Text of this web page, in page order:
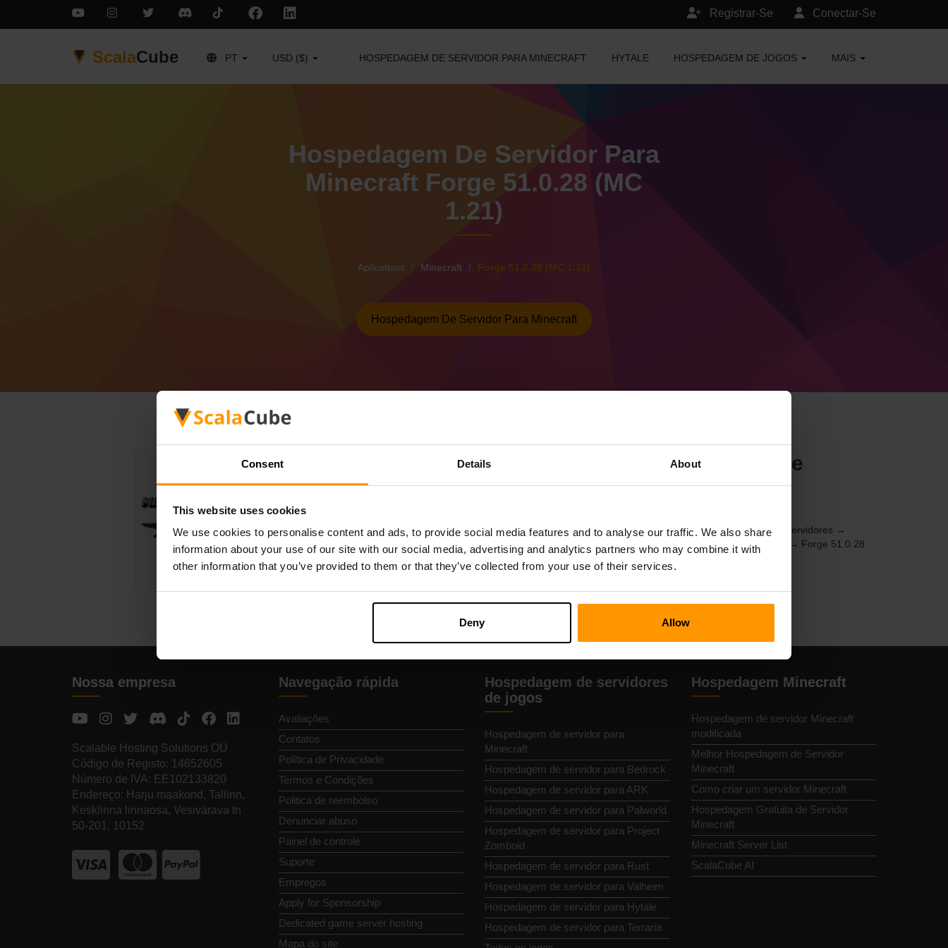
Consent Details About
This website uses cookies
We use cookies to personalise content and ads, to provide social media features and to analyse our traffic. We also share
information about your use of our site with our social media, advertising and analytics partners who may combine it with
other information that you’ve provided to them or that they’ve collected from your use of their services.
Deny Allow
Conectar-Se
Registrar-Se
ScalaCube PT USD ($) HOSPEDAGEM DE SERVIDOR PARA MINECRAFT HYTALE HOSPEDAGEM DE JOGOS MAIS
Hospedagem De Servidor Para
Minecraft Forge 51.0.28 (MC
1.21)
Aplicativos Minecraft Forge 51.0.28 (MC 1.21)
Hospedagem De Servidor Para Minecraft
Como fazer o servidor Minecraft Forge
51.0.28 (MC 1.21)
Instale o servidor a Forge 51.0.28 (MC 1.21) através do
Painel de Controle
(Servidores →
Selecione seu servidor → Servidores de jogos → Adicionar servidor de jogos → Forge 51.0.28
(MC 1.21))
Divirta-se jogando no servidor!
Nossa empresa
Scalable Hosting Solutions OÜ
Código de Registo: 14652605
Número de IVA: EE102133820
Endereço: Harju maakond, Tallinn,
Kesklinna linnaosa, Vesivärava tn
50-201, 10152
Navegação rápida
Avaliações
Contatos
Política de Privacidade
Termos e Condições
Politica de reembolso
Denunciar abuso
Painel de controle
Suporte
Empregos
Apply for Sponsorship
Dedicated game server hosting
Mapa do site
Hospedagem de servidores
de jogos
Hospedagem de servidor para
Minecraft
Hospedagem de servidor para Bedrock
Hospedagem de servidor para ARK
Hospedagem de servidor para Palworld
Hospedagem de servidor para Project
Zomboid
Hospedagem de servidor para Rust
Hospedagem de servidor para Valheim
Hospedagem de servidor para Hytale
Hospedagem de servidor para Terraria
Hospedagem Minecraft
Hospedagem de servidor Minecraft
modificada
Melhor Hospedagem de Servidor
Minecraft
Como criar um servidor Minecraft
Hospedagem Gratuita de Servidor
Minecraft
Minecraft Server List
ScalaCube AI